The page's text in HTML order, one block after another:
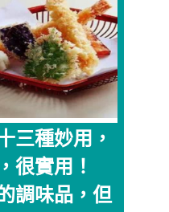
三種妙用，
很實用！
調味品，但